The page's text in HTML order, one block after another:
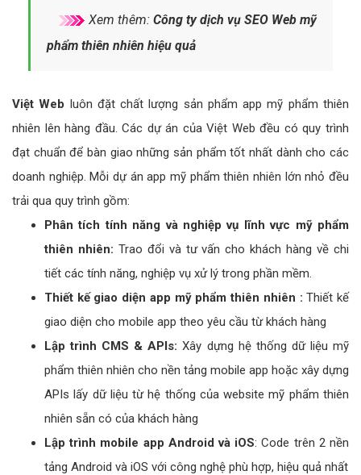
Xem thêm: Công ty dịch vụ SEO Web mỹ
phẩm thiên nhiên hiệu quả
Việt Web luôn đặt chất lượng sản phẩm app mỹ phẩm thiên
nhiên lên hàng đầu. Các dự án của Việt Web đều có quy trình
đạt chuẩn để bàn giao những sản phẩm tốt nhất dành cho các
doanh nghiệp. Mỗi dự án app mỹ phẩm thiên nhiên lớn nhỏ đều
trải qua quy trình gồm:
Phân tích tính năng và nghiệp vụ lĩnh vực mỹ phẩm
thiên nhiên: Trao đổi và tư vấn cho khách hàng về chi
tiết các tính năng, nghiệp vụ xử lý trong phần mềm.
Thiết kế giao diện app mỹ phẩm thiên nhiên : Thiết kế
giao diện cho mobile app theo yêu cầu từ khách hàng
Lập trình CMS & APIs: Xây dựng hệ thống dữ liệu mỹ
phẩm thiên nhiên cho nền tảng mobile app hoặc xây dựng
APIs lấy dữ liệu từ hệ thống của website mỹ phẩm thiên
nhiên sẵn có của khách hàng
Lập trình mobile app Android và iOS: Code trên 2 nền
tảng Android và iOS với công nghệ phù hợp, hiệu quả nhất